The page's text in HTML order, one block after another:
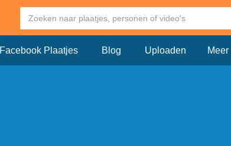
Facebook Plaatjes Blog Uploaden Meer